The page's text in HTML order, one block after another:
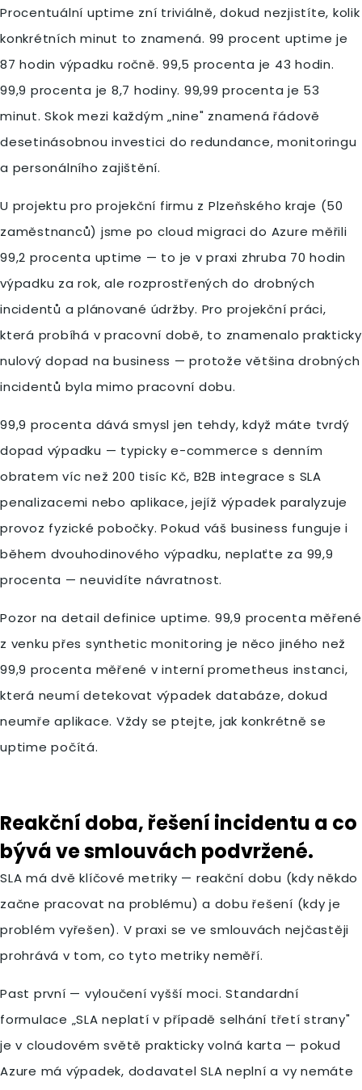
Procentuální uptime zní triviálně, dokud nezjistíte, kolik
konkrétních minut to znamená. 99 procent uptime je
87 hodin výpadku ročně. 99,5 procenta je 43 hodin.
99,9 procenta je 8,7 hodiny. 99,99 procenta je 53
minut. Skok mezi každým „nine" znamená řádově
desetinásobnou investici do redundance, monitoringu
a personálního zajištění.
U projektu pro projekční firmu z Plzeňského kraje (50
zaměstnanců) jsme po cloud migraci do Azure měřili
99,2 procenta uptime — to je v praxi zhruba 70 hodin
výpadku za rok, ale rozprostřených do drobných
incidentů a plánované údržby. Pro projekční práci,
která probíhá v pracovní době, to znamenalo prakticky
nulový dopad na business — protože většina drobných
incidentů byla mimo pracovní dobu.
99,9 procenta dává smysl jen tehdy, když máte tvrdý
dopad výpadku — typicky e-commerce s denním
obratem víc než 200 tisíc Kč, B2B integrace s SLA
penalizacemi nebo aplikace, jejíž výpadek paralyzuje
provoz fyzické pobočky. Pokud váš business funguje i
během dvouhodinového výpadku, neplaťte za 99,9
procenta — neuvidíte návratnost.
Pozor na detail definice uptime. 99,9 procenta měřené
z venku přes synthetic monitoring je něco jiného než
99,9 procenta měřené v interní prometheus instanci,
která neumí detekovat výpadek databáze, dokud
neumře aplikace. Vždy se ptejte, jak konkrétně se
uptime počítá.
Reakční doba, řešení incidentu a co
bývá ve smlouvách podvržené.
SLA má dvě klíčové metriky — reakční dobu (kdy někdo
začne pracovat na problému) a dobu řešení (kdy je
problém vyřešen). V praxi se ve smlouvách nejčastěji
prohrává v tom, co tyto metriky neměří.
Past první — vyloučení vyšší moci. Standardní
formulace „SLA neplatí v případě selhání třetí strany"
je v cloudovém světě prakticky volná karta — pokud
Azure má výpadek, dodavatel SLA neplní a vy nemáte